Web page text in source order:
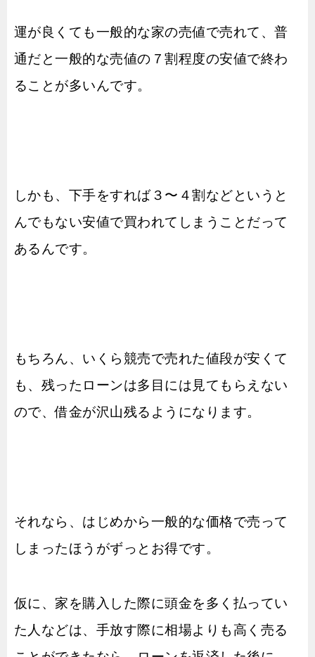
運が良くても一般的な家の売値で売れて、普
通だと一般的な売値の７割程度の安値で終わ
ることが多いんです。
しかも、下手をすれば３〜４割などというと
んでもない安値で買われてしまうことだって
あるんです。
もちろん、いくら競売で売れた値段が安くて
も、残ったローンは多目には見てもらえない
ので、借金が沢山残るようになります。
それなら、はじめから一般的な価格で売って
しまったほうがずっとお得です。
仮に、家を購入した際に頭金を多く払ってい
た人などは、手放す際に相場よりも高く売る